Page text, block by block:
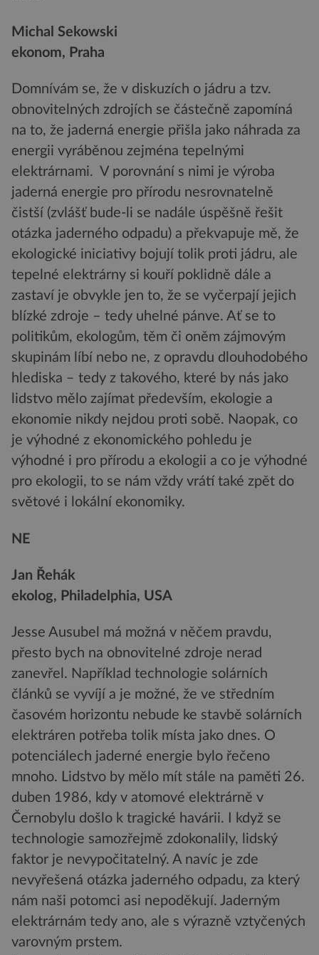
Michal Sekowski
ekonom, Praha
Domnívám se, že v diskuzích o jádru a tzv.
obnovitelných zdrojích se částečně zapomíná
na to, že jaderná energie přišla jako náhrada za
energii vyráběnou zejména tepelnými
elektrárnami. V porovnání s nimi je výroba
jaderná energie pro přírodu nesrovnatelně
čistší (zvlášť bude-li se nadále úspěšně řešit
otázka jaderného odpadu) a překvapuje mě, že
ekologické iniciativy bojují tolik proti jádru, ale
tepelné elektrárny si kouří poklidně dále a
zastaví je obvykle jen to, že se vyčerpají jejich
blízké zdroje – tedy uhelné pánve. Ať se to
politikům, ekologům, těm či oněm zájmovým
skupinám líbí nebo ne, z opravdu dlouhodobého
hlediska – tedy z takového, které by nás jako
lidstvo mělo zajímat především, ekologie a
ekonomie nikdy nejdou proti sobě. Naopak, co
je výhodné z ekonomického pohledu je
výhodné i pro přírodu a ekologii a co je výhodné
pro ekologii, to se nám vždy vrátí také zpět do
světové i lokální ekonomiky.
NE
Jan Řehák
ekolog, Philadelphia, USA
Jesse Ausubel má možná v něčem pravdu,
přesto bych na obnovitelné zdroje nerad
zanevřel. Například technologie solárních
článků se vyvíjí a je možné, že ve středním
časovém horizontu nebude ke stavbě solárních
elektráren potřeba tolik místa jako dnes. O
potenciálech jaderné energie bylo řečeno
mnoho. Lidstvo by mělo mít stále na paměti 26.
duben 1986, kdy v atomové elektrárně v
Černobylu došlo k tragické havárii. I když se
technologie samozřejmě zdokonalily, lidský
faktor je nevypočitatelný. A navíc je zde
nevyřešená otázka jaderného odpadu, za který
nám naši potomci asi nepoděkují. Jaderným
elektrárnám tedy ano, ale s výrazně vztyčených
varovným prstem.